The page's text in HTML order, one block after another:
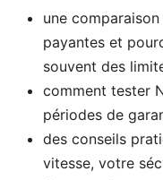
une
payantes et
souvent des
comment tester
périodes de
des conseils
vitesse, votre